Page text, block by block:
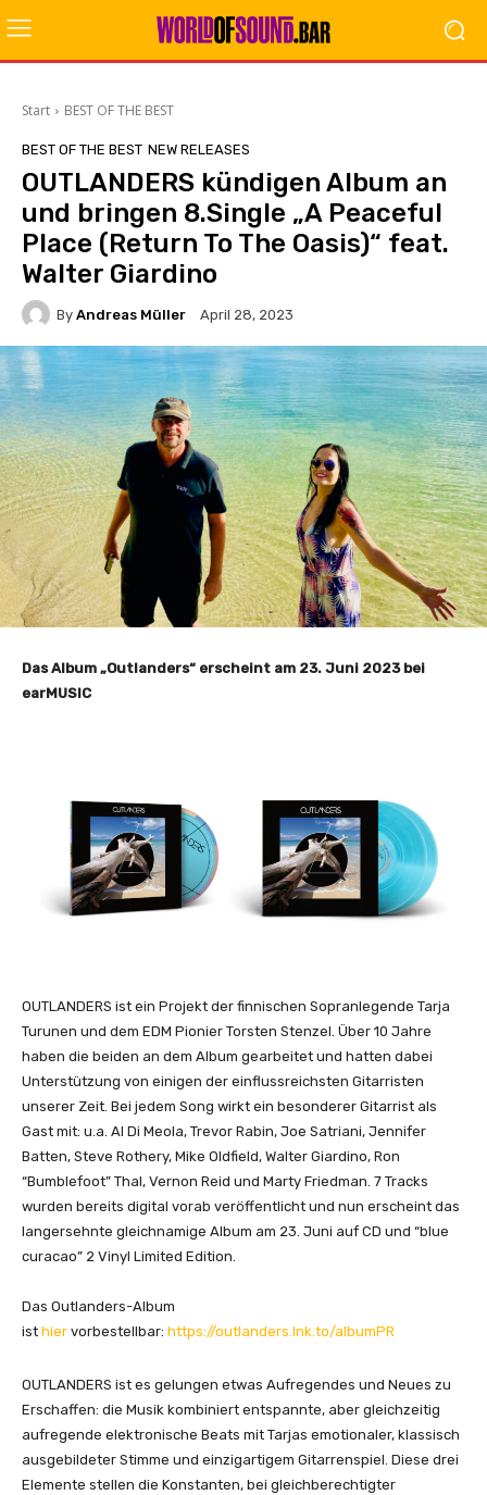
Start BEST OF THE BEST
BEST OF THE BEST NEW RELEASES
OUTLANDERS kündigen Album an
und bringen 8.Single „A Peaceful
Place (Return To The Oasis)“ feat.
Walter Giardino
By Andreas Müller April 28, 2023
Das Album „Outlanders“ erscheint am 23. Juni 2023 bei
earMUSIC
OUTLANDERS ist ein Projekt der finnischen Sopranlegende Tarja
Turunen und dem EDM Pionier Torsten Stenzel. Über 10 Jahre
haben die beiden an dem Album gearbeitet und hatten dabei
Unterstützung von einigen der einflussreichsten Gitarristen
unserer Zeit. Bei jedem Song wirkt ein besonderer Gitarrist als
Gast mit: u.a. Al Di Meola, Trevor Rabin, Joe Satriani, Jennifer
Batten, Steve Rothery, Mike Oldfield, Walter Giardino, Ron
“Bumblefoot” Thal, Vernon Reid und Marty Friedman. 7 Tracks
wurden bereits digital vorab veröffentlicht und nun erscheint das
langersehnte gleichnamige Album am 23. Juni auf CD und “blue
curacao” 2 Vinyl Limited Edition.
Das Outlanders-Album
ist hier vorbestellbar: https://outlanders.lnk.to/albumPR
OUTLANDERS ist es gelungen etwas Aufregendes und Neues zu
Erschaffen: die Musik kombiniert entspannte, aber gleichzeitig
aufregende elektronische Beats mit Tarjas emotionaler, klassisch
ausgebildeter Stimme und einzigartigem Gitarrenspiel. Diese drei
Elemente stellen die Konstanten, bei gleichberechtigter